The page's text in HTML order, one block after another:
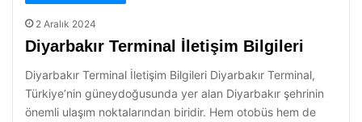
2 Aralık 2024
Diyarbakır Terminal İletişim Bilgileri
Diyarbakır Terminal İletişim Bilgileri Diyarbakır Terminal,
Türkiye’nin güneydoğusunda yer alan Diyarbakır şehrinin
önemli ulaşım noktalarından biridir. Hem otobüs hem de